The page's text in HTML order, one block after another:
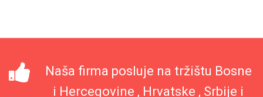
Naša firma posluje na tržištu Bosne
i Hercegovine , Hrvatske , Srbije i